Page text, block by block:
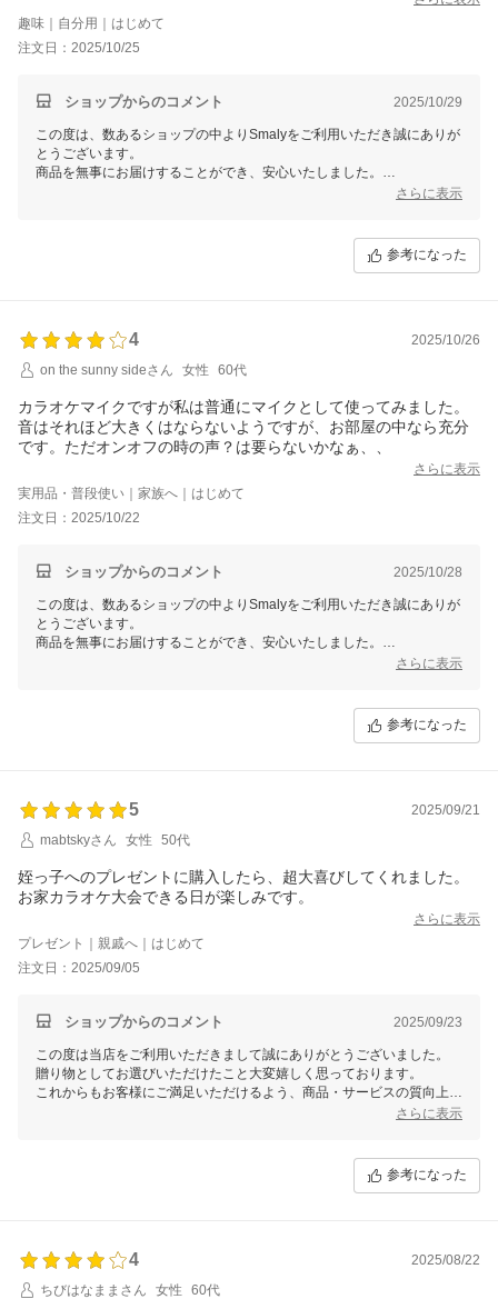
趣味｜自分用｜はじめて
注文日：2025/10/25
ショップからのコメント 2025/10/29
この度は、数あるショップの中よりSmalyをご利用いただき誠にありが
とうございます。
商品を無事にお届けすることができ、安心いたしました。
また、お忙しい中レビューをご記入いただき誠にありがとうございま
またのご来店をスタッフ一同心よりお待ちしております。
さらに表示
参考になった
4
2025/10/26
on the sunny sideさん
女性 60代
カラオケマイクですが私は普通にマイクとして使ってみました。
音はそれほど大きくはならないようですが、お部屋の中なら充分
です。ただオンオフの時の声？は要らないかなぁ、、
さらに表示
実用品・普段使い｜家族へ｜はじめて
注文日：2025/10/22
ショップからのコメント 2025/10/28
この度は、数あるショップの中よりSmalyをご利用いただき誠にありが
とうございます。
商品を無事にお届けすることができ、安心いたしました。
レビューをご投稿いただき誠にありがとうございました。
さらに表示
参考になった
5
2025/09/21
mabtskyさん
女性 50代
姪っ子へのプレゼントに購入したら、超大喜びしてくれました。
お家カラオケ大会できる日が楽しみです。
さらに表示
プレゼント｜親戚へ｜はじめて
注文日：2025/09/05
ショップからのコメント 2025/09/23
この度は当店をご利用いただきまして誠にありがとうございました。
贈り物としてお選びいただけたこと大変嬉しく思っております。
これからもお客様にご満足いただけるよう、商品・サービスの質向上を
さらに表示
参考になった
4
2025/08/22
ちびはなままさん
女性 60代